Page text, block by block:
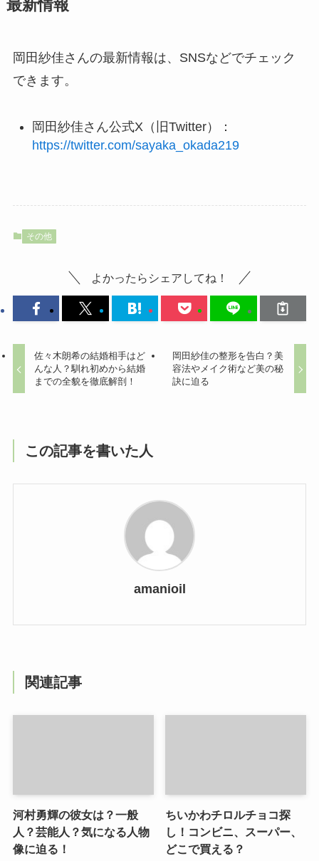
最新情報
岡田紗佳さんの最新情報は、SNSなどでチェック
できます。
岡田紗佳さん公式X（旧Twitter）：
https://twitter.com/sayaka_okada219
その他
よかったらシェアしてね！
佐々木朗希の結婚相手はど
んな人？馴れ初めから結婚
までの全貌を徹底解剖！
岡田紗佳の整形を告白？美
容法やメイク術など美の秘
訣に迫る
この記事を書いた人
amanioil
関連記事
河村勇輝の彼女は？一般
人？芸能人？気になる人物
像に迫る！
ちいかわチロルチョコ探
し！コンビニ、スーパー、
どこで買える？